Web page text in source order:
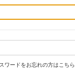
ワードをお忘れの方はこちら